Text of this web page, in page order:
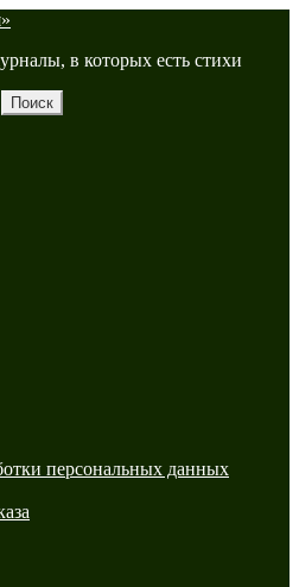
в которых есть стихи
Поиск
персональных данных